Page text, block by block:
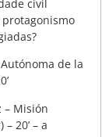
civil
de la
– Misión
20’ – a